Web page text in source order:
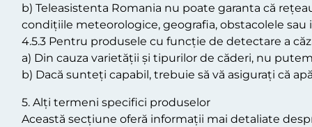
b) Teleasistenta Romania nu poate garanta că
condițiile meteorologice, geografia, obstacolele sau
4.5.3 Pentru produsele cu funcție de detectare a
a) Din cauza varietății și tipurilor de căderi, nu
b) Dacă sunteți capabil, trebuie să vă asigurați că
5. Alți termeni specifici produselor
Această secțiune oferă informații mai detaliate